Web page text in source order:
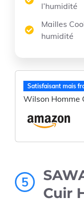
l’humidité
Mailles
humidité
Satisfaisant mais
Wilson Homme
5
Cuir